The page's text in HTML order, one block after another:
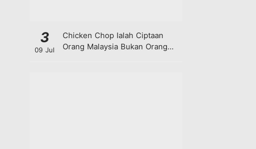
3
09 Jul
Chicken Chop Ialah Ciptaan
Orang Malaysia Bukan Orang